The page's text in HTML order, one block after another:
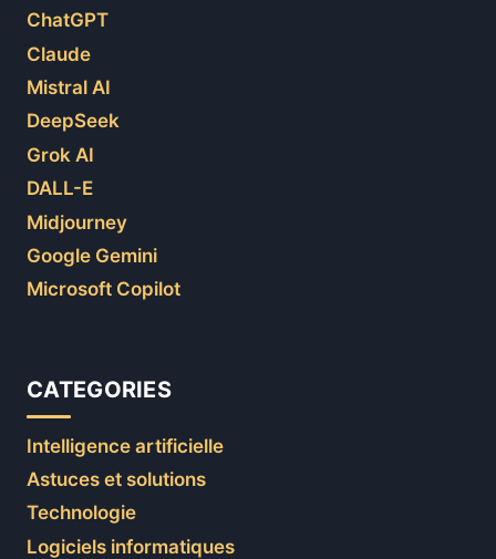
ChatGPT
Claude
Mistral AI
DeepSeek
Grok AI
DALL-E
Midjourney
Google Gemini
Microsoft Copilot
CATEGORIES
Intelligence artificielle
Astuces et solutions
Technologie
Logiciels informatiques